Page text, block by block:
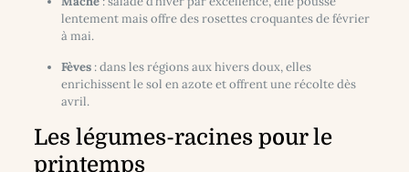
lentement mais offre des rosettes croquantes de février
à mai.
Fèves: dans les régions aux hivers doux, elles
enrichissent le sol en azote et offrent une récolte dès
avril.
Les légumes-racines pour le
printemps